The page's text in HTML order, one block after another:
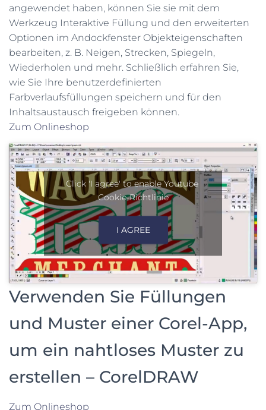
angewendet haben, können Sie sie mit dem
Werkzeug Interaktive Füllung und den erweiterten
Optionen im Andockfenster Objekteigenschaften
bearbeiten, z. B. Neigen, Strecken, Spiegeln,
Wiederholen und mehr. Schließlich erfahren Sie,
wie Sie Ihre benutzerdefinierten
Farbverlaufsfüllungen speichern und für den
Inhaltsaustausch freigeben können.
Zum Onlineshop
Click 'I agree' to enable Youtube
Cookie-Richtlinie
I AGREE
Verwenden Sie Füllungen
und Muster einer Corel-App,
um ein nahtloses Muster zu
erstellen – CorelDRAW
Zum Onlineshop